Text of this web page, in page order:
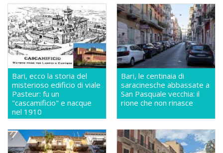
Bari, ecco la storia del
misterioso edificio di viale
Pasteur: fu un
"cascamificio" e nacque
nel 1910
Bari, le centinaia di
saracinesche abbassate a
San Pasquale vecchia: il
rione che non rinasce